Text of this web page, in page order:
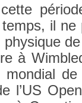
il
physique
à
mon­di­al
l’US